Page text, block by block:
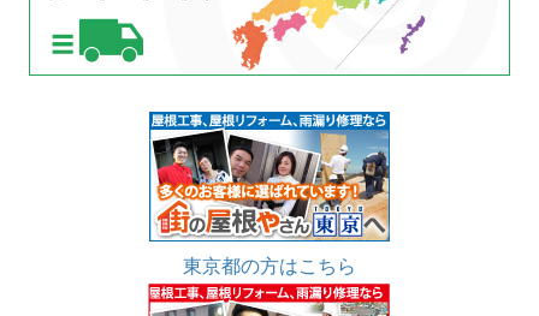
東京都の方はこちら